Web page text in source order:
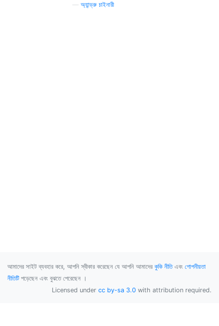
অ্যান্ড্রু চাইনারী
আমাদের সাইট ব্যবহার করে, আপনি স্বীকার করেছেন যে আপনি আমাদের কুকি নীতিএবং গোপনীয়তা
নীতিটি পড়েছেন এবং বুঝতে পেরেছেন ।
Licensed under cc by-sa 3.0 with attribution required.